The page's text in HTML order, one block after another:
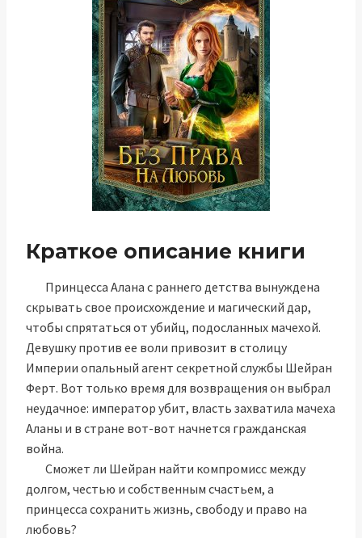
Краткое описание книги
⠀⠀Принцесса Алана с раннего детства вынуждена
скрывать свое происхождение и магический дар,
чтобы спрятаться от убийц, подосланных мачехой.
Девушку против ее воли привозит в столицу
Империи опальный агент секретной службы Шейран
Ферт. Вот только время для возвращения он выбрал
неудачное: император убит, власть захватила мачеха
Аланы и в стране вот-вот начнется гражданская
война.
⠀⠀Сможет ли Шейран найти компромисс между
долгом, честью и собственным счастьем, а
принцесса сохранить жизнь, свободу и право на
любовь?